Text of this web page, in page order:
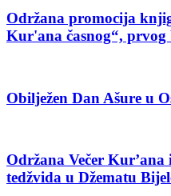
Održana promocija
Kur'ana časnog“, prvog
Obilježen Dan Ašure u
Održana Večer Kur’ana
tedžvida u Džematu